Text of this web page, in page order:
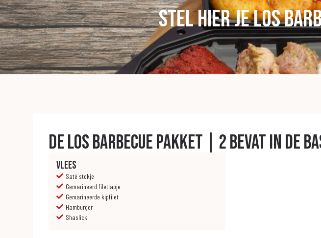
Stel hier je Los
De Los barbecue pakket | 2 bevat in de
Vlees
Saté stokje
Gemarineerd filetlapje
Gemarineerde kipfilet
Hamburger
Shaslick